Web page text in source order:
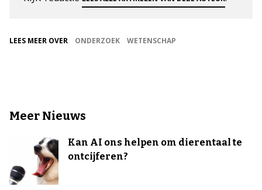
LEES MEER OVER ONDERZOEK WETENSCHAP
Meer Nieuws
Kan AI ons helpen om dierentaal te
ontcijferen?